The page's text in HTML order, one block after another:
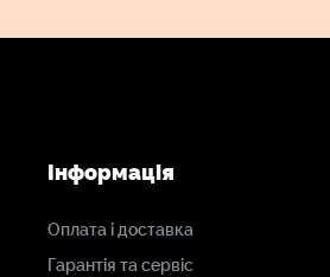
Інформація
Оплата і доставка
Гарантія та сервіс